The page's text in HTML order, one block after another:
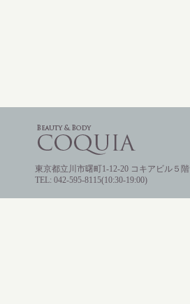
東京都立川市曙町1-12-20 コキアビル５階
TEL: 042-595-8115(10:30-19:00)